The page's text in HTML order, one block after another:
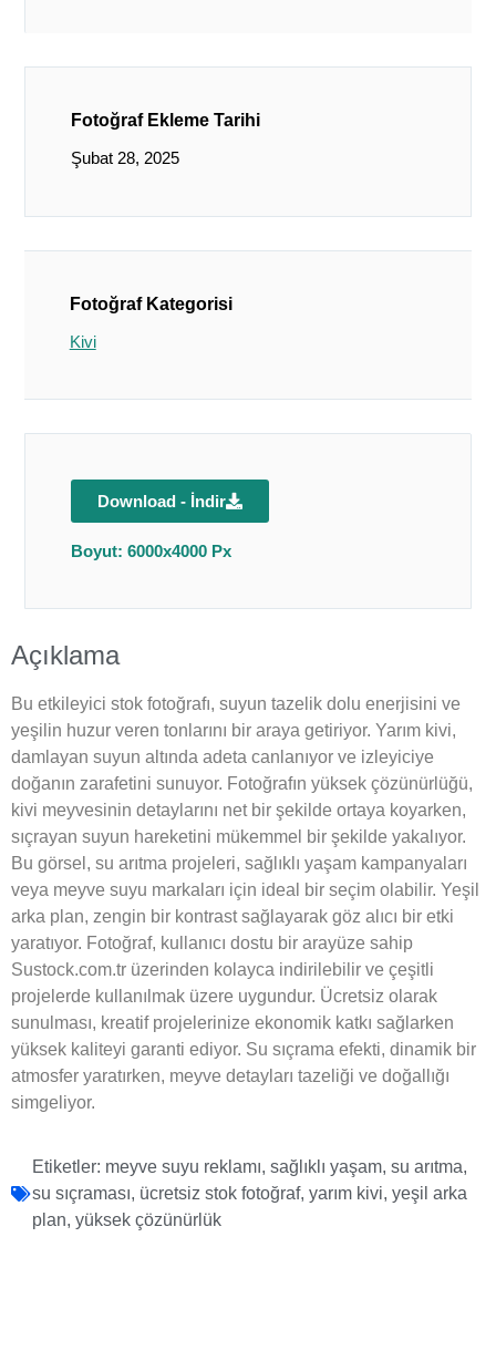
Fotoğraf Ekleme Tarihi
Şubat 28, 2025
Fotoğraf Kategorisi
Kivi
Download - İndir
Boyut: 6000x4000 Px
Açıklama
Bu etkileyici stok fotoğrafı, suyun tazelik dolu enerjisini ve
yeşilin huzur veren tonlarını bir araya getiriyor. Yarım kivi,
damlayan suyun altında adeta canlanıyor ve izleyiciye
doğanın zarafetini sunuyor. Fotoğrafın yüksek çözünürlüğü,
kivi meyvesinin detaylarını net bir şekilde ortaya koyarken,
sıçrayan suyun hareketini mükemmel bir şekilde yakalıyor.
Bu görsel, su arıtma projeleri, sağlıklı yaşam kampanyaları
veya meyve suyu markaları için ideal bir seçim olabilir. Yeşil
arka plan, zengin bir kontrast sağlayarak göz alıcı bir etki
yaratıyor. Fotoğraf, kullanıcı dostu bir arayüze sahip
Sustock.com.tr üzerinden kolayca indirilebilir ve çeşitli
projelerde kullanılmak üzere uygundur. Ücretsiz olarak
sunulması, kreatif projelerinize ekonomik katkı sağlarken
yüksek kaliteyi garanti ediyor. Su sıçrama efekti, dinamik bir
atmosfer yaratırken, meyve detayları tazeliği ve doğallığı
simgeliyor.
Etiketler: meyve suyu reklamı, sağlıklı yaşam, su arıtma,
su sıçraması, ücretsiz stok fotoğraf, yarım kivi, yeşil arka
plan, yüksek çözünürlük